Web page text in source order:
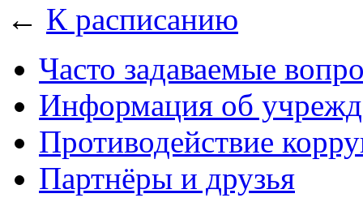
← К расписанию
Часто задаваемые
Информация об
Противодействие
Партнёры и друзья